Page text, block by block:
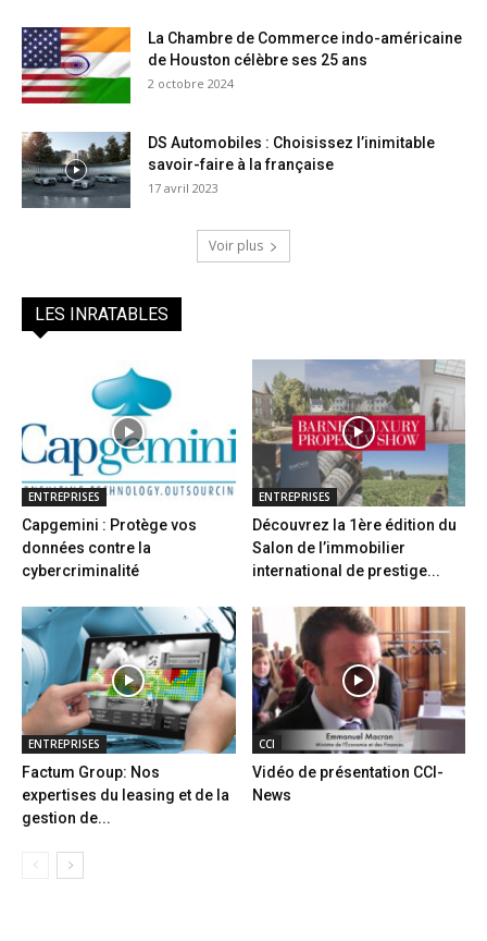
La Chambre de Commerce indo-américaine
de Houston célèbre ses 25 ans
2 octobre 2024
DS Automobiles : Choisissez l’inimitable
savoir-faire à la française
17 avril 2023
Voir plus
LES INRATABLES
ENTREPRISES
Capgemini : Protège vos
données contre la
cybercriminalité
ENTREPRISES
Découvrez la 1ère édition du
Salon de l’immobilier
international de prestige...
ENTREPRISES
Factum Group: Nos
expertises du leasing et de la
gestion de...
CCI
Vidéo de présentation CCI-
News